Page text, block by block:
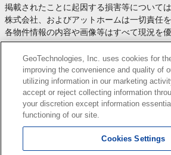
掲載されたことに起因する損害等について
株式会社、およびアットホームは一切責任を
各物件情報の内容や画像等はすべて現況を
す。
お取引等（お取引の準備、資金調達等を含
や契約条件等について、 各情報提供元より
身でご確認の上、判断してください。
このコーナーへの物件情報のご掲載、その
ョン等についての不動産会社様のお問合せは
します。
GeoTechnologies, Inc. uses cookies for
improving the convenience and quality of
utilizing information in our marketing
accept or reject collecting information
your discretion except information
functioning of our site.
Cookies Settings